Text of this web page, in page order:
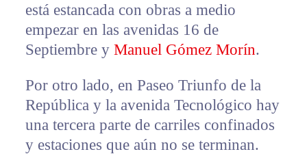
está estancada con obras a medio
empezar en las avenidas 16 de
Septiembre y Manuel Gómez Morín.
Por otro lado, en Paseo Triunfo de la
República y la avenida Tecnológico hay
una tercera parte de carriles confinados
y estaciones que aún no se terminan.